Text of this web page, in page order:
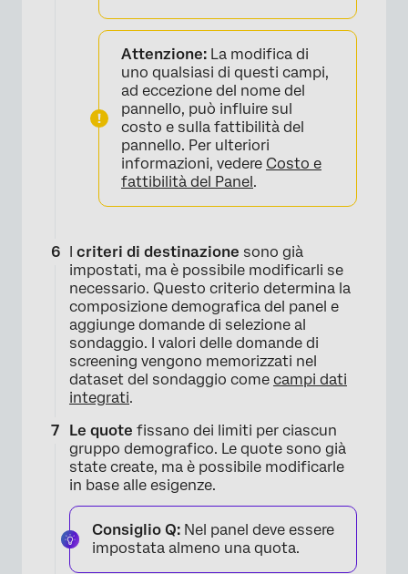
Attenzione: La modifica di
uno qualsiasi di questi campi,
ad eccezione del nome del
pannello, può influire sul
costo e sulla fattibilità del
pannello. Per ulteriori
informazioni, vedere Costo e
fattibilità del Panel.
I criteri di destinazione sono già
impostati, ma è possibile modificarli se
necessario. Questo criterio determina la
composizione demografica del panel e
aggiunge domande di selezione al
sondaggio. I valori delle domande di
screening vengono memorizzati nel
dataset del sondaggio come campi dati
integrati.
Le quote fissano dei limiti per ciascun
gruppo demografico. Le quote sono già
state create, ma è possibile modificarle
in base alle esigenze.
Consiglio Q: Nel panel deve essere
impostata almeno una quota.